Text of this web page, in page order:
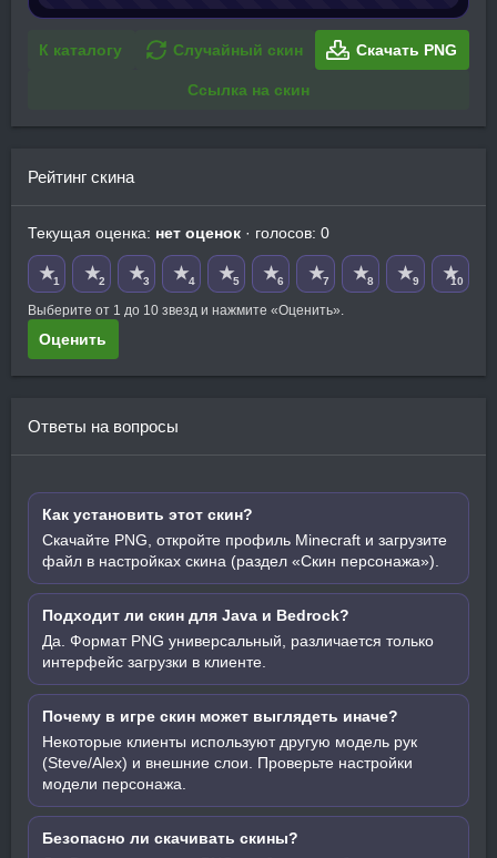
К каталогу Случайный скин Скачать PNG
Ссылка на скин
Рейтинг скина
Текущая оценка: нет оценок · голосов: 0
★1 ★2 ★3 ★4 ★5 ★6 ★7 ★8 ★9 ★10
Выберите от 1 до 10 звезд и нажмите «Оценить».
Оценить
Ответы на вопросы
Как установить этот скин?
Скачайте PNG, откройте профиль Minecraft и загрузите
файл в настройках скина (раздел «Скин персонажа»).
Подходит ли скин для Java и Bedrock?
Да. Формат PNG универсальный, различается только
интерфейс загрузки в клиенте.
Почему в игре скин может выглядеть иначе?
Некоторые клиенты используют другую модель рук
(Steve/Alex) и внешние слои. Проверьте настройки
модели персонажа.
Безопасно ли скачивать скины?